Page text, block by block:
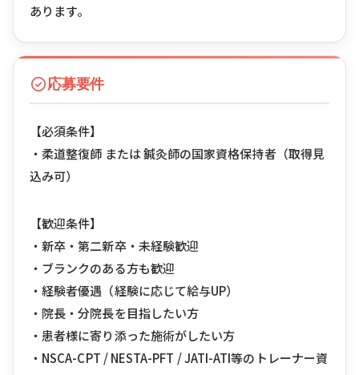
あります。
応募要件
【必須条件】
・柔道整復師 または 鍼灸師の国家資格保持者（取得見
込み可）
【歓迎条件】
・新卒・第二新卒・未経験歓迎
・ブランクのある方も歓迎
・経験者優遇（経験に応じて給与UP）
・院長・分院長を目指したい方
・患者様に寄り添った施術がしたい方
・NSCA-CPT / NESTA-PFT / JATI-ATI等のトレーナー資